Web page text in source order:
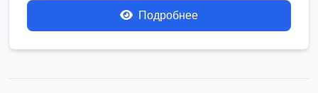
Подробнее